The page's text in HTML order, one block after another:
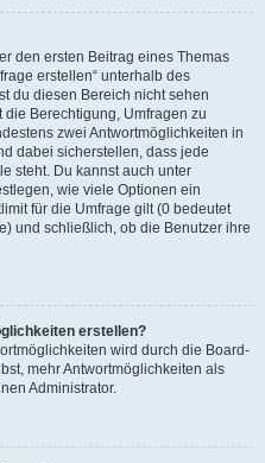
den ersten Beitrag eines Themas
erstellen“ unterhalb des
du diesen Bereich nicht sehen
Berechtigung, Umfragen zu
zwei Antwortmöglichkeiten in
dabei sicherstellen, dass jede
steht. Du kannst auch unter
wie viele Optionen ein
für die Umfrage gilt (0 bedeutet
und schließlich, ob die Benutzer ihre
erstellen?
wird durch die Board-
mehr Antwortmöglichkeiten als
Administrator.